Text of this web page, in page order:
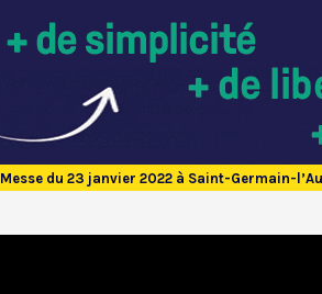
Messe du 23 janvier 2022 à Saint-Germain-